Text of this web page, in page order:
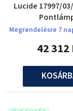
Lucide 17997/
Megrendelèsre 7
42 312